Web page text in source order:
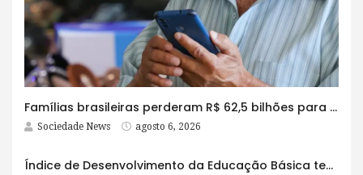
Famílias brasileiras perderam R$ 62,5 bilhões para bets em 2025
Sociedade News agosto 6, 2026
Índice de Desenvolvimento da Educação Básica tem elevação em todas as etapas